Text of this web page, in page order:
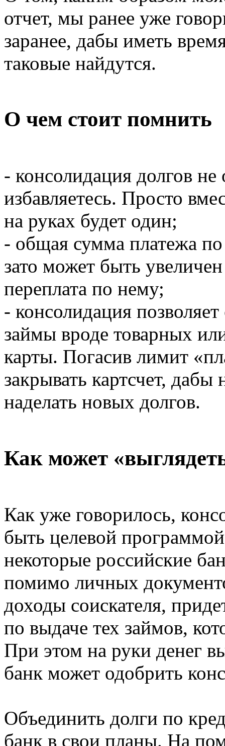
отчет, мы ранее уже
заранее, дабы иметь
таковые найдутся.
О чем стоит помнить
- консолидация долгов не
избавляетесь. Просто
на руках будет один;
- общая сумма платежа
зато может быть
переплата по нему;
- консолидация
займы вроде товарных
карты. Погасив лимит
закрывать картсчет,
наделать новых долгов.
Как может
Как уже говорилось,
быть целевой
некоторые российские
помимо личных
доходы соискателя,
по выдаче тех займов,
При этом на руки денег
банк может одобрить
Объединить долги по
банк в свои планы. На